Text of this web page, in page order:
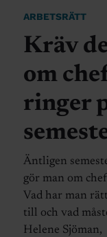
ARBETSRÄTT
Kräv
om
ringer
Äntligen
gör man om
Vad har man
till och vad
Helene Sjöman,